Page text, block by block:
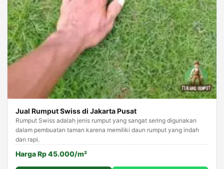
Jual Rumput Swiss di Jakarta Pusat
Rumput Swiss adalah jenis rumput yang sangat sering digunakan
dalam pembuatan taman karena memiliki daun rumput yang indah
dan rapi.
Harga Rp 45.000/m²